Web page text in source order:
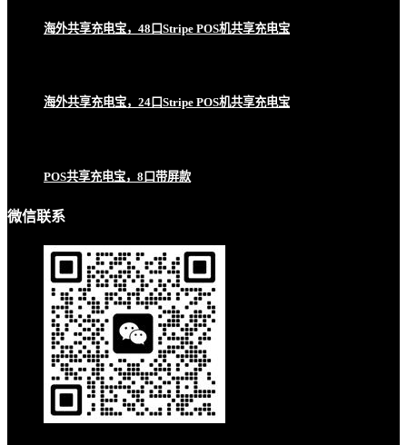
海外共享充电宝，48口Stripe POS机共享充电宝
海外共享充电宝，24口Stripe POS机共享充电宝
POS共享充电宝，8口带屏款
微信联系